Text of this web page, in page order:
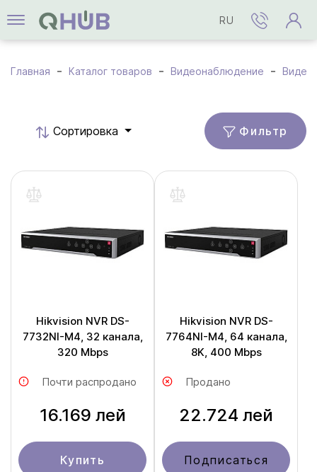
RU
Главная Каталог товаров Видеонаблюдение
Cортировка Фильтр
Hikvision NVR DS-
7732NI-M4, 32 канала,
320 Mbps
Почти распродано
16.169 лей
Купить
Hikvision NVR DS-
7764NI-M4, 64 канала,
8K, 400 Mbps
Продано
22.724 лей
Подписаться